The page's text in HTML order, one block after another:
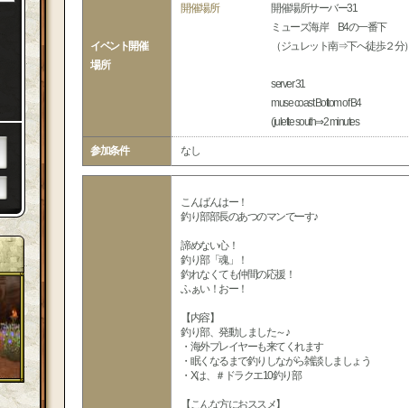
イベント開催
場所
開催場所
開催場所サーバー31
ミューズ海岸 B4の一番下
（ジュレット南⇒下へ徒歩２分）
server 31
muse coast Bottom of B4
(julette south⇒2 minutes
参加条件 なし
こんばんはー！
釣り部部長のあつのマンでーす♪
諦めない心！
釣り部「魂」！
釣れなくても仲間の応援！
ふぁい！おー！
【内容】
釣り部、発動しました～♪
・海外プレイヤーも来てくれます
・眠くなるまで釣りしながら雑談しましょう
・Xは、＃ドラクエ10釣り部
【こんな方におススメ】